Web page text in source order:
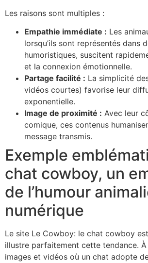
Les raisons sont multiples :
Empathie immédiate : Les
lorsqu’ils sont représentés dans
humoristiques, suscitent
et la connexion émotionnelle.
Partage facilité : La simplicité
vidéos courtes) favorise leur
exponentielle.
Image de proximité : Avec leur
comique, ces contenus
message transmis.
Exemple
chat cowboy, un
de l’humour
numérique
Le site Le Cowboy: le chat cowboy
illustre parfaitement cette tendance.
images et vidéos où un chat adopte